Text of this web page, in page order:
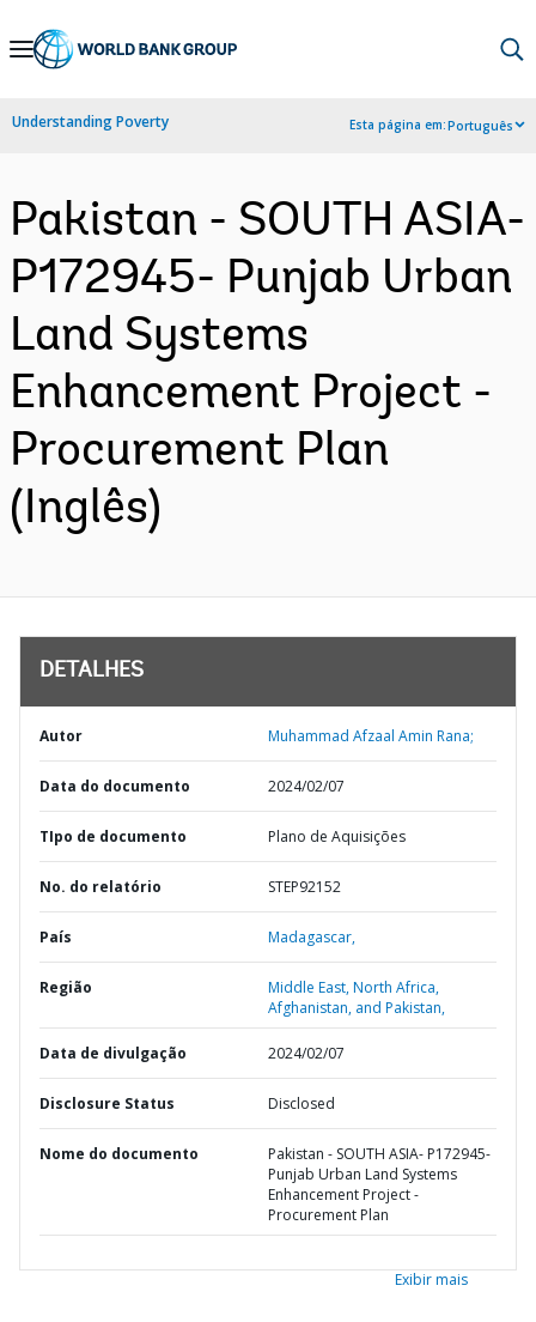
Skip
Navigation
Understanding Poverty Esta página em:Português
Pakistan - SOUTH ASIA-
P172945- Punjab Urban
Land Systems
Enhancement Project -
Procurement Plan
(Inglês)
DETALHES
Autor Muhammad Afzaal Amin Rana;
Data do documento 2024/02/07
TIpo de documento Plano de Aquisições
No. do relatório STEP92152
País Madagascar,
Região
Middle East, North Africa,
Afghanistan, and Pakistan,
Data de divulgação 2024/02/07
Disclosure Status Disclosed
Nome do documento
Pakistan - SOUTH ASIA- P172945-
Punjab Urban Land Systems
Enhancement Project -
Procurement Plan
Exibir mais